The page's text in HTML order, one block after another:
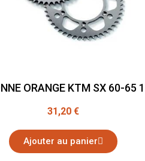
31,20 €
Ajouter au panier